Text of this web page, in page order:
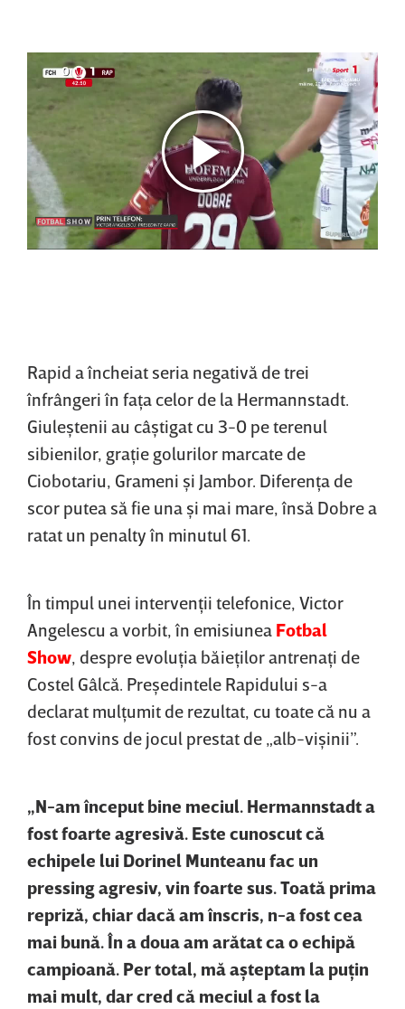
Rapid a încheiat seria negativă de trei
înfrângeri în faţa celor de la Hermannstadt.
Giuleştenii au câştigat cu 3-0 pe terenul
sibienilor, graţie golurilor marcate de
Ciobotariu, Grameni şi Jambor. Diferenţa de
scor putea să fie una şi mai mare, însă Dobre a
ratat un penalty în minutul 61.
În timpul unei intervenţii telefonice, Victor
Angelescu a vorbit, în emisiunea Fotbal
Show, despre evoluţia băieţilor antrenaţi de
Costel Gâlcă. Preşedintele Rapidului s-a
declarat mulţumit de rezultat, cu toate că nu a
fost convins de jocul prestat de „alb-vişinii”.
„N-am început bine meciul. Hermannstadt a
fost foarte agresivă. Este cunoscut că
echipele lui Dorinel Munteanu fac un
pressing agresiv, vin foarte sus. Toată prima
repriză, chiar dacă am înscris, n-a fost cea
mai bună. În a doua am arătat ca o echipă
campioană. Per total, mă aşteptam la puţin
mai mult, dar cred că meciul a fost la